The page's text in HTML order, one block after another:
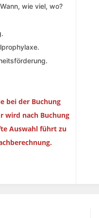
wie viel, wo?
bei der Buchung
wird nach Buchung
Auswahl führt zu